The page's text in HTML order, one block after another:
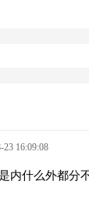
23 16:09:08
内什么外都分